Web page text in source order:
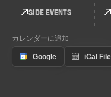
SIDE EVENTS
カレンダーに追加